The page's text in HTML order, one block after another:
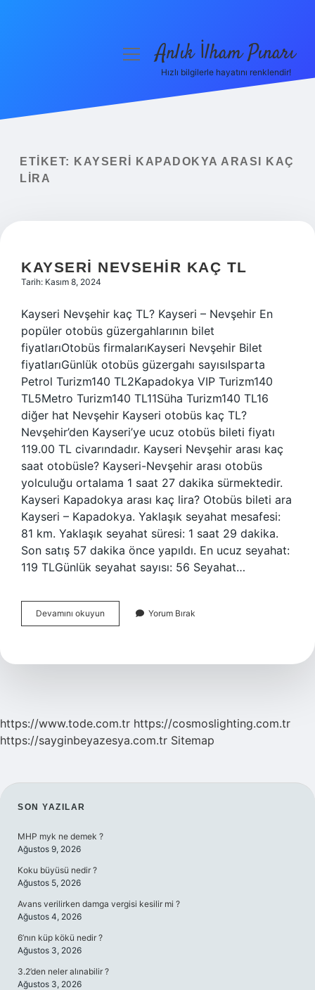
Yasal Uyarı
menüyüAnlık İlham Pınarı
Hızlı bilgilerle hayatını renklendir!
ETIKET:
KAYSERI KAPADOKYA ARASI KAÇ
LIRA
KAYSERI NEVSEHIR KAÇ TL
Tarih: Kasım 8, 2024
Kayseri Nevşehir kaç TL? Kayseri – Nevşehir En
popüler otobüs güzergahlarının bilet
fiyatlarıOtobüs firmalarıKayseri Nevşehir Bilet
fiyatlarıGünlük otobüs güzergahı sayısıIsparta
Petrol Turizm140 TL2Kapadokya VIP Turizm140
TL5Metro Turizm140 TL11Süha Turizm140 TL16
diğer hat Nevşehir Kayseri otobüs kaç TL?
Nevşehir’den Kayseri’ye ucuz otobüs bileti fiyatı
119.00 TL civarındadır. Kayseri Nevşehir arası kaç
saat otobüsle? Kayseri-Nevşehir arası otobüs
yolculuğu ortalama 1 saat 27 dakika sürmektedir.
Kayseri Kapadokya arası kaç lira? Otobüs bileti ara
Kayseri – Kapadokya. Yaklaşık seyahat mesafesi:
81 km. Yaklaşık seyahat süresi: 1 saat 29 dakika.
Son satış 57 dakika önce yapıldı. En ucuz seyahat:
119 TLGünlük seyahat sayısı: 56 Seyahat…
Devamını okuyun
Nevsehir
Yorum Bırak
https://www.tode.com.tr https://cosmoslighting.com.tr
https://sayginbeyazesya.com.tr Sitemap
SIDEBAR
SON YAZILAR
MHP myk ne demek ?
Ağustos 9, 2026
Koku büyüsü nedir ?
Ağustos 5, 2026
Avans verilirken damga vergisi kesilir mi ?
Ağustos 4, 2026
6’nın küp kökü nedir ?
Ağustos 3, 2026
3.2’den neler alınabilir ?
Ağustos 3, 2026